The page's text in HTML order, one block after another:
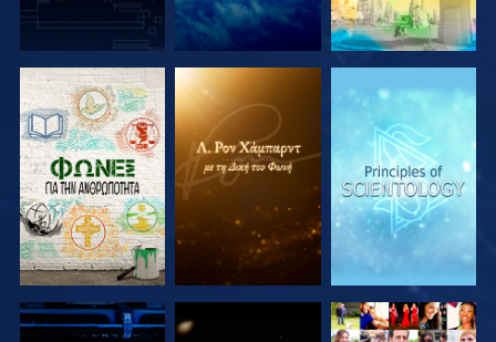
ΕΞΕΡΕΥΝΗΣΤΕ
ΤΗ ΣΕΙΡΑ
ΕΞΕΡΕΥΝΗΣΤΕ
ΤΗ ΣΕΙΡΑ
ΕΞΕΡΕΥΝΗΣΤΕ
ΤΗ ΣΕΙΡΑ